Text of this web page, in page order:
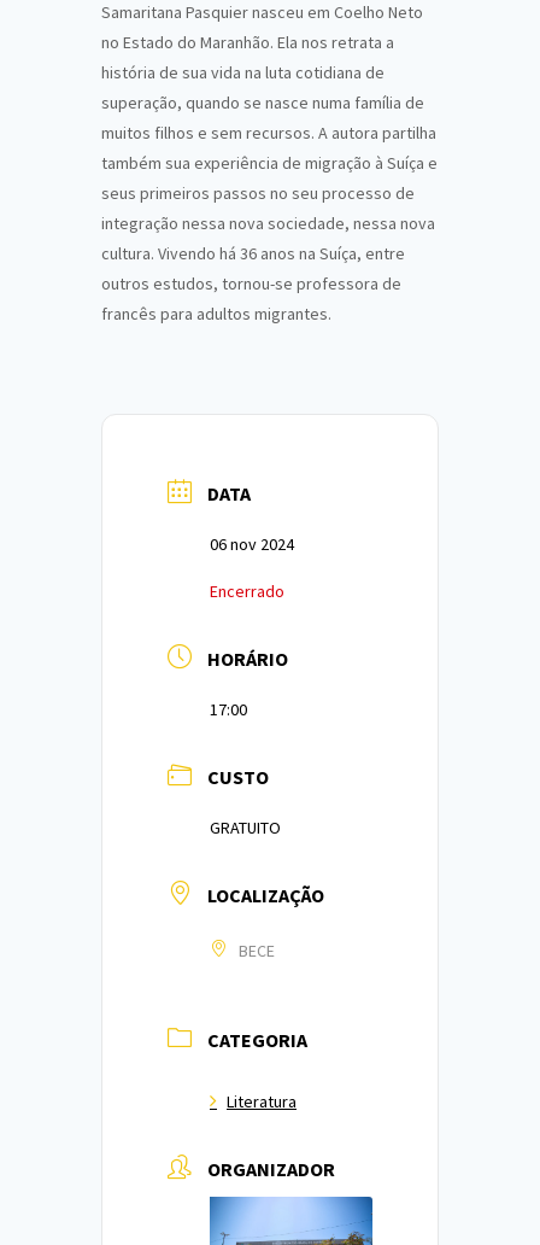
Samaritana Pasquier nasceu em Coelho Neto
no Estado do Maranhão. Ela nos retrata a
história de sua vida na luta cotidiana de
superação, quando se nasce numa família de
muitos filhos e sem recursos. A autora partilha
também sua experiência de migração à Suíça e
seus primeiros passos no seu processo de
integração nessa nova sociedade, nessa nova
cultura. Vivendo há 36 anos na Suíça, entre
outros estudos, tornou-se professora de
francês para adultos migrantes.
DATA
06 nov 2024
Encerrado
HORÁRIO
17:00
CUSTO
GRATUITO
LOCALIZAÇÃO
BECE
CATEGORIA
Literatura
ORGANIZADOR